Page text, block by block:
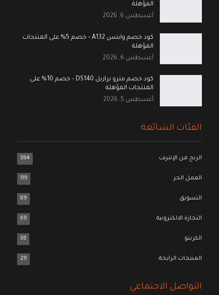
المؤهلة
أغسطس 6, 2026
كود خصم وايتس A132 – خصم 5% على المنتجات
المؤهلة
أغسطس 6, 2026
كود خصم مترو برازيل DS140 – خصم 10% على
المنتجات المؤهلة
أغسطس 5, 2026
الفئات الشائعة
الربح من الإنترنت 384
العمل الحر 119
التسويق 89
التجارة الالكترونية 69
الكربتو 38
المنتجات الرابحة 29
التواصل الاجتماعي